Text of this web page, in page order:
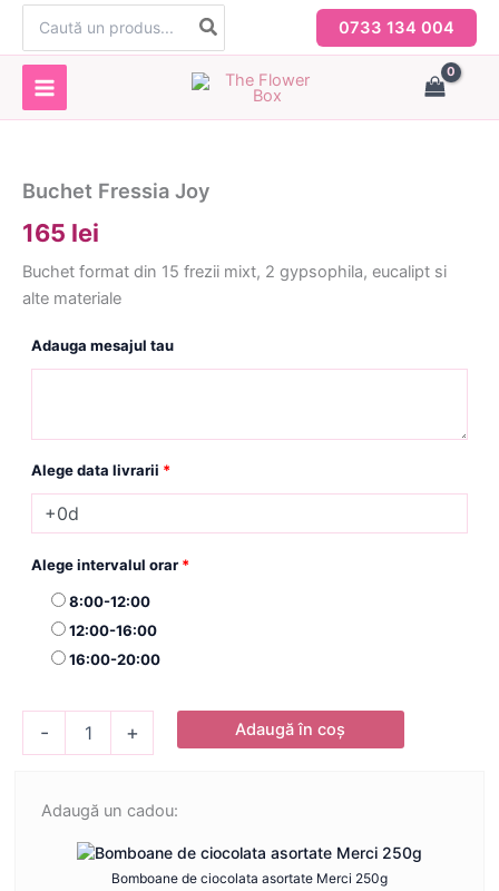
Skip
content
for:
0733 134 004
Buchet Fressia Joy
165 lei
Buchet format din 15 frezii mixt, 2 gypsophila, eucalipt si
alte materiale
Adauga mesajul tau
Alege data livrarii *
Alege intervalul orar*
8:00-12:00
12:00-16:00
16:00-20:00
- + Adaugă în coș
Adaugă un cadou:
Bomboane de ciocolata asortate Merci 250g